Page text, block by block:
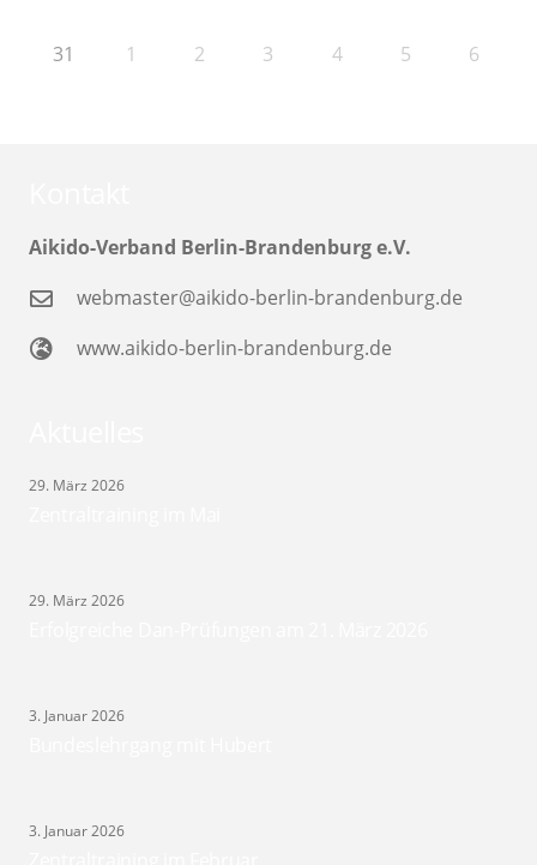
31 1 2 3 4 5 6
Aikido-Verband Berlin-Brandenburg e.V.
webmaster@aikido-berlin-brandenburg.de
www.aikido-berlin-brandenburg.de
29. März 2026
29. März 2026
3. Januar 2026
3. Januar 2026